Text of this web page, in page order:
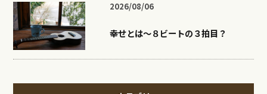
2026/08/06
幸せとは〜８ビートの３拍目？